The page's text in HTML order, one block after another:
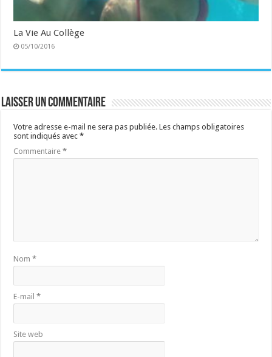
La Vie Au Collège
05/10/2016
Laisser un commentaire
Votre adresse e-mail ne sera pas publiée. Les champs obligatoires
sont indiqués avec*
Commentaire*
Nom*
E-mail*
Site web